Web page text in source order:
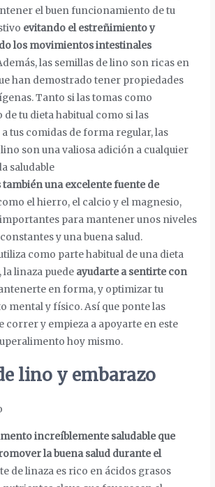
el buen funcionamiento de tu
evitando el estreñimiento y
los movimientos intestinales
las semillas de lino son ricas en
han demostrado tener propiedades
Tanto si las tomas como
de tu dieta habitual como si las
tus comidas de forma regular, las
son una valiosa adición a cualquier
saludable
también una excelente fuente de
el hierro, el calcio y el magnesio,
para mantener unos niveles
y una buena salud.
como parte habitual de una dieta
la linaza puede ayudarte a sentirte con
en forma, y optimizar tu
mental y físico. Así que ponte las
correr y empieza a apoyarte en este
hoy mismo.
lino y embarazo
increíblemente saludable que
la buena salud durante el
de linaza es rico en ácidos grasos